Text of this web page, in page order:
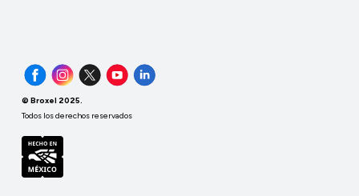
© Broxel 2025.
Todos los derechos reservados